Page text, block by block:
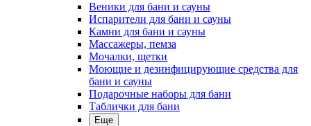
Веники для бани и сауны
Испарители для бани и сауны
Камни для бани и сауны
Массажеры, пемза
Мочалки, щетки
Моющие и дезинфицирующие средства для
бани и сауны
Подарочные наборы для бани
Таблички для бани
Еще